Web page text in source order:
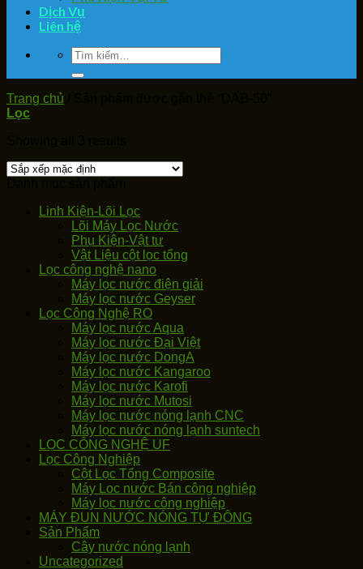
Dịch Vụ
Liên hệ
Tìm
kiếm:
Trang chủ
Lọc
Linh Kiện-Lõi Lọc
Lõi Máy Lọc Nước
Phụ Kiện-Vật tư
Vật Liệu cột lọc tổng
Lọc công nghệ nano
Máy lọc nước điện giải
Máy lọc nước Geyser
Lọc Công Nghệ RO
Máy lọc nước Aqua
Máy lọc nước Đại Việt
Máy lọc nước DongA
Máy lọc nước Kangaroo
Máy lọc nước Karofi
Máy lọc nước Mutosi
Máy lọc nước nóng lạnh CNC
Máy lọc nước nóng lạnh suntech
LỌC CÔNG NGHỆ UF
Lọc Công Nghiệp
Cột Lọc Tổng Composite
Máy Loc nước Bán công nghiệp
Máy lọc nước công nghiệp
MÁY ĐUN NƯỚC NÓNG TỰ ĐỘNG
Sản Phẩm
Cây nước nóng lạnh
Uncategorized